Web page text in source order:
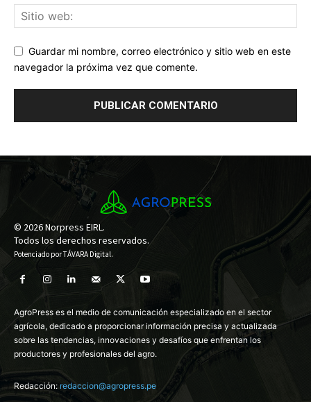
Guardar mi nombre, correo electrónico y sitio web en este
navegador la próxima vez que comente.
© 2026 Norpress EIRL.
Todos los derechos reservados.
Potenciado porTÁVARA Digital.
AgroPress es el medio de comunicación especializado en el sector
agrícola, dedicado a proporcionar información precisa y actualizada
sobre las tendencias, innovaciones y desafíos que enfrentan los
productores y profesionales del agro.
Redacción: redaccion@agropress.pe